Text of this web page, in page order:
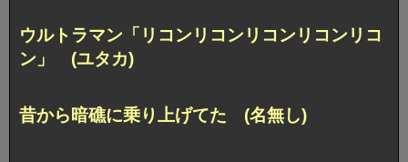
ウルトラマン「リコンリコンリコンリコンリコ
ン」 (ユタカ)
昔から暗礁に乗り上げてた (名無し)